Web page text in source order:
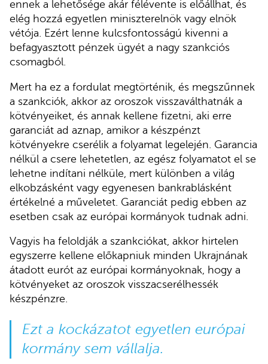
ennek a lehetősége akár félévente is előállhat, és
elég hozzá egyetlen miniszterelnök vagy elnök
vétója. Ezért lenne kulcsfontosságú kivenni a
befagyasztott pénzek ügyét a nagy szankciós
csomagból.
Mert ha ez a fordulat megtörténik, és megszűnnek
a szankciók, akkor az oroszok visszaválthatnák a
kötvényeiket, és annak kellene fizetni, aki erre
garanciát ad aznap, amikor a készpénzt
kötvényekre cserélik a folyamat legelején. Garancia
nélkül a csere lehetetlen, az egész folyamatot el se
lehetne indítani nélküle, mert különben a világ
elkobzásként vagy egyenesen bankrablásként
értékelné a műveletet. Garanciát pedig ebben az
esetben csak az európai kormányok tudnak adni.
Vagyis ha feloldják a szankciókat, akkor hirtelen
egyszerre kellene előkapniuk minden Ukrajnának
átadott eurót az európai kormányoknak, hogy a
kötvényeket az oroszok visszacserélhessék
készpénzre.
Ezt a kockázatot egyetlen európai
kormány sem vállalja.